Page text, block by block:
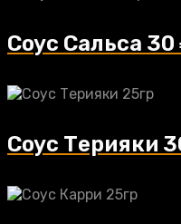
Соус Сальса 30
Соус Терияки